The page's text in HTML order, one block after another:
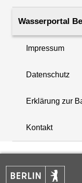
+
−
Wasserportal
Impressum
Datenschutz
Erklärung zur
Kontakt